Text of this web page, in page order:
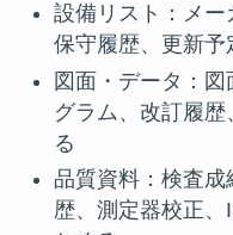
設備リスト：メー
保守履歴、更新予
図面・データ：
グラム、改訂履
る
品質資料：検査
歴、測定器校正、